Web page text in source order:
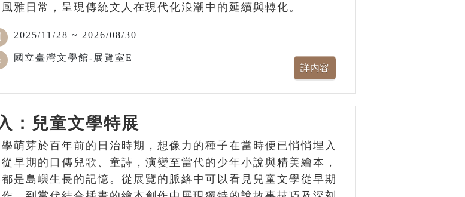
雅日常，呈現傳統文人在現代化浪潮中的延續與轉化。
2025/11/28 ~ 2026/08/30
國立臺灣文學館-展覽室E
：兒童文學特展
萌芽於百年前的日治時期，想像力的種子在當時便已悄悄埋入
早期的口傳兒歌、童詩，演變至當代的少年小說與精美繪本，
是島嶼生長的記憶。從展覽的脈絡中可以看見兒童文學從早期